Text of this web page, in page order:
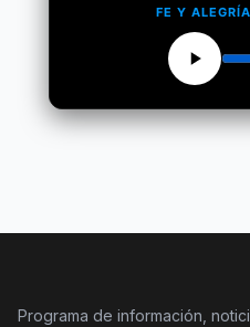
FE Y
Programa de información,